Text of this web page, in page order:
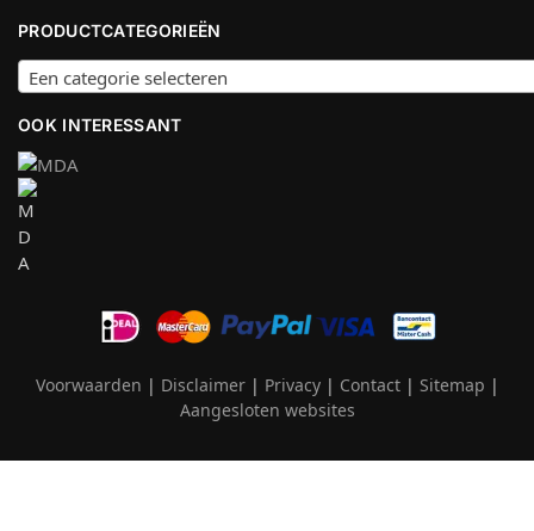
PRODUCTCATEGORIEËN
Een categorie selecteren
OOK INTERESSANT
Voorwaarden | Disclaimer| Privacy| Contact| Sitemap |
Aangesloten websites